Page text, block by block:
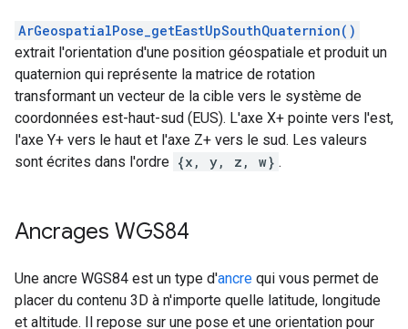
ArGeospatialPose_getEastUpSouthQuaternion()
extrait l'orientation d'une position géospatiale et produit un
quaternion qui représente la matrice de rotation
transformant un vecteur de la cible vers le système de
coordonnées est-haut-sud (EUS). L'axe X+ pointe vers l'est,
l'axe Y+ vers le haut et l'axe Z+ vers le sud. Les valeurs
sont écrites dans l'ordre {x, y, z, w} .
Ancrages WGS84
Une ancre WGS84 est un type d'ancre qui vous permet de
placer du contenu 3D à n'importe quelle latitude, longitude
et altitude. Il repose sur une pose et une orientation pour